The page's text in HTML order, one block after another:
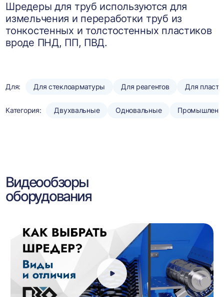
Шредеры для труб используются для
измельчения и переработки труб из
тонкостенных и толстостенных пластиков
вроде ПНД, ПП, ПВД.
Для: Для стеклоарматуры Для реагентов Для
Категория: Двухвальные Одновальные
Видеообзоры
оборудования